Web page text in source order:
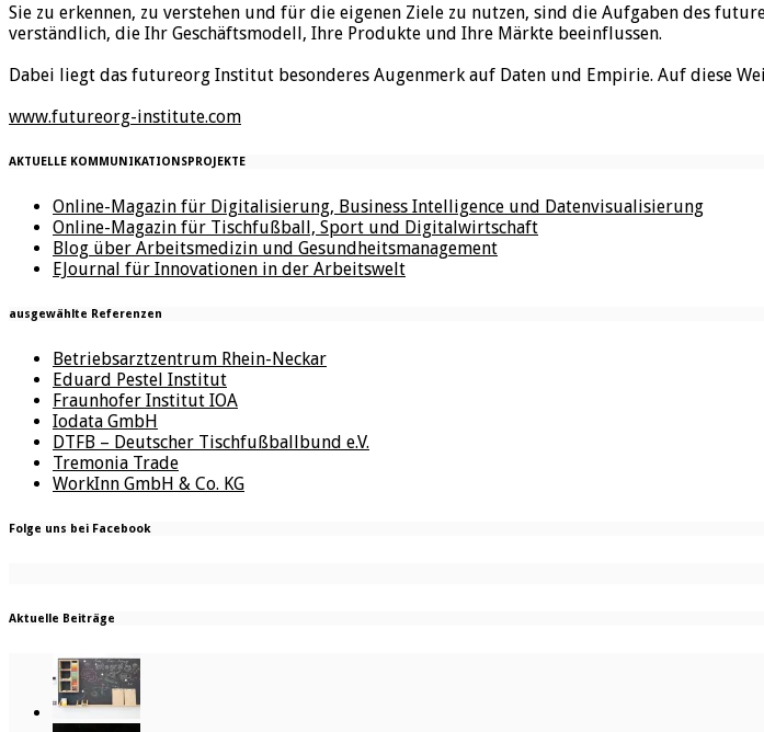
Sie zu erkennen, zu verstehen und für die eigenen Ziele zu nutzen, sind die Aufgaben des
verständlich, die Ihr Geschäftsmodell, Ihre Produkte und Ihre Märkte beeinflussen.
Dabei liegt das futureorg Institut besonderes Augenmerk auf Daten und Empirie. Auf diese
www.futureorg-institute.com
AKTUELLE KOMMUNIKATIONSPROJEKTE
Online-Magazin für Digitalisierung, Business Intelligence und Datenvisualisierung
Online-Magazin für Tischfußball, Sport und Digitalwirtschaft
Blog über Arbeitsmedizin und Gesundheitsmanagement
EJournal für Innovationen in der Arbeitswelt
ausgewählte Referenzen
Betriebsarztzentrum Rhein-Neckar
Eduard Pestel Institut
Fraunhofer Institut IOA
Iodata GmbH
DTFB – Deutscher Tischfußballbund e.V.
Tremonia Trade
WorkInn GmbH & Co. KG
Folge uns bei Facebook
Aktuelle Beiträge